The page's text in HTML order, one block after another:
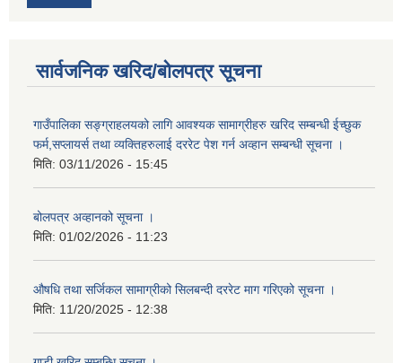
सार्वजनिक खरिद/बोलपत्र सूचना
गाउँपालिका सङ्ग्राहलयको लागि आवश्यक सामाग्रीहरु खरिद सम्बन्धी ईच्छुक
फर्म,सप्लायर्स तथा व्यक्तिहरुलाई दररेट पेश गर्न अव्हान सम्बन्धी सूचना ।
मिति: 03/11/2026 - 15:45
बोलपत्र अव्हानको सूचना ।
मिति: 01/02/2026 - 11:23
औषधि तथा सर्जिकल सामाग्रीको सिलबन्दी दररेट माग गरिएको सूचना ।
मिति: 11/20/2025 - 12:38